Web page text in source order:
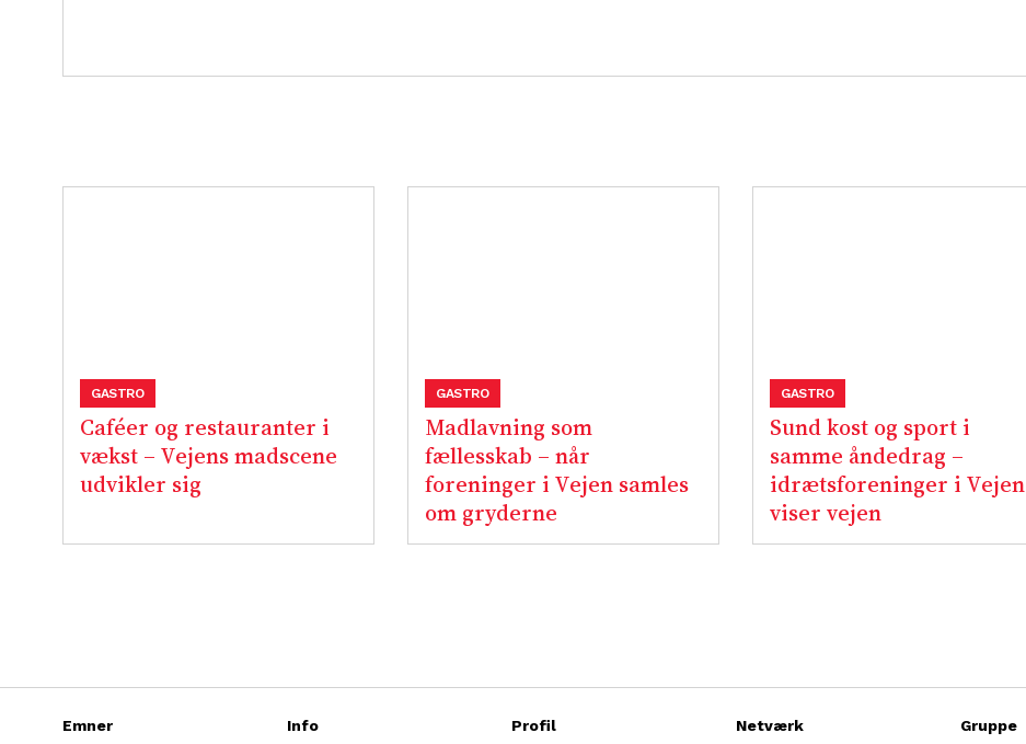
Caféer og restauranter i
vækst – Vejens madscene
udvikler sig
GASTRO
Madlavning som
fællesskab – når
foreninger i Vejen samles
om gryderne
GASTRO
Sund kost og sport i
samme åndedrag –
idrætsforeninger i Vejen
viser vejen
GASTRO
Emner Info Profil Netværk Gruppe